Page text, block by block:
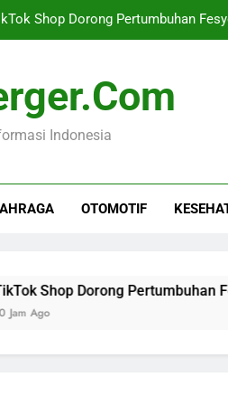
Niat dan Cara Mandi
Investasi NTB
Shop Dorong Pertumbuhan
Ekonomi Lampung
Shop Dorong Pertumbuhan
Indonesia
OTOMOTIF
Dorong Pertumbuhan Fesyen